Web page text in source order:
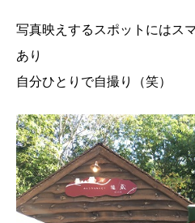
写真映えするスポットにはス
あり
自分ひとりで自撮り（笑）